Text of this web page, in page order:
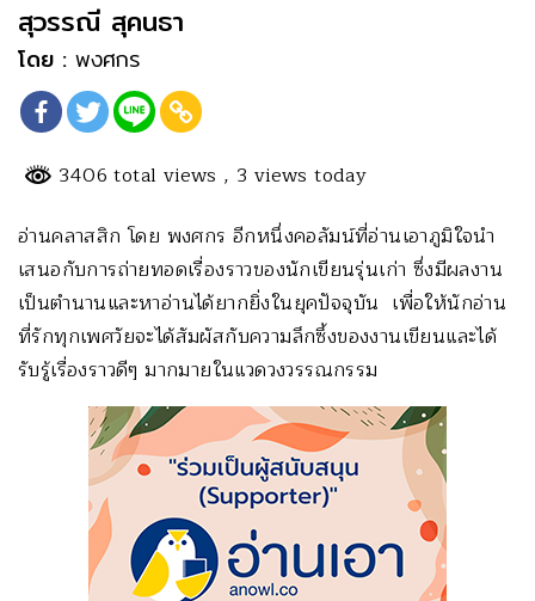
สุวรรณี สุคนธา
โดย : พงศกร
3406 total views , 3 views today
อ่านคลาสสิก โดย พงศกร อีกหนึ่งคอลัมน์ที่อ่านเอาภูมิใจนำ
เสนอกับการถ่ายทอดเรื่องราวของนักเขียนรุ่นเก่า ซึ่งมีผลงาน
เป็นตำนานและหาอ่านได้ยากยิ่งในยุคปัจจุบัน เพื่อให้นักอ่าน
ที่รักทุกเพศวัยจะได้สัมผัสกับความลึกซึ้งของงานเขียนและได้
รับรู้เรื่องราวดีๆ มากมายในแวดวงวรรณกรรม